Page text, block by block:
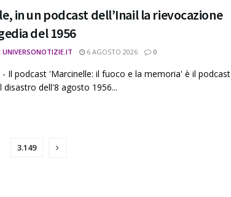
in un podcast dell’Inail la rievocazione
del 1956
UNIVERSONOTIZIE.IT 6 AGOSTO 2026 0
- Il podcast 'Marcinelle: il fuoco e la memoria' è il podcast
disastro dell'8 agosto 1956...
3.149